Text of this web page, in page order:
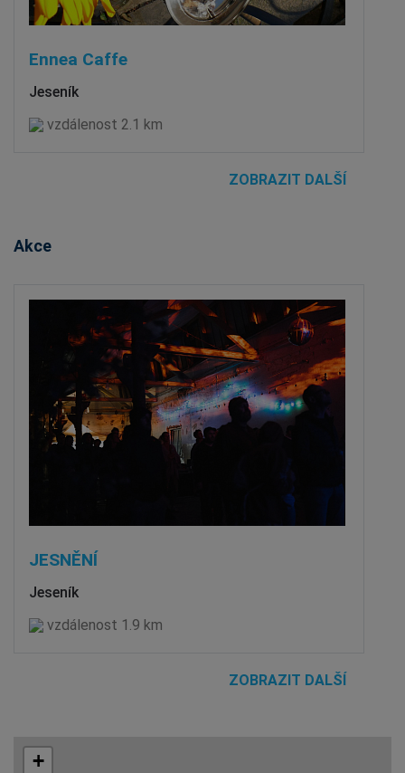
Ennea Caffe
Jeseník
vzdálenost 2.1 km
ZOBRAZIT DALŠÍ
Akce
JESNĚNÍ
Jeseník
vzdálenost 1.9 km
ZOBRAZIT DALŠÍ
+